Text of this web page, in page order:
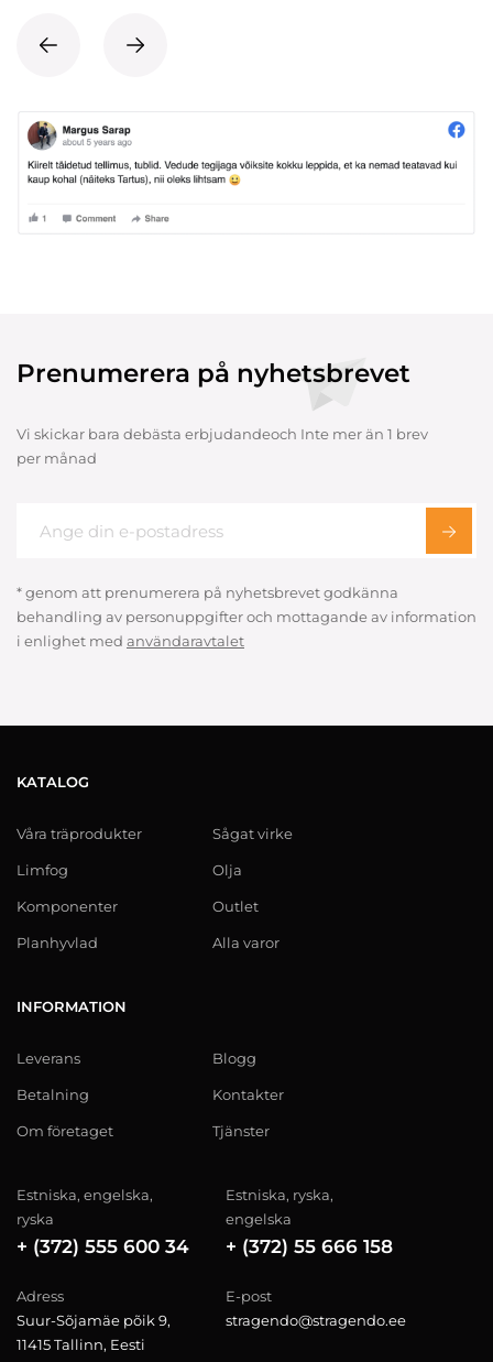
Prenumerera på nyhetsbrevet
Vi skickar bara debästa erbjudandeoch Inte mer än 1 brev
per månad
* genom att prenumerera på nyhetsbrevet godkänna
behandling av personuppgifter och mottagande av information
i enlighet med användaravtalet
KATALOG
Våra träprodukter
Limfog
Komponenter
Planhyvlad
Sågat virke
Olja
Outlet
Alla varor
INFORMATION
Leverans
Betalning
Om företaget
Blogg
Kontakter
Tjänster
Estniska, engelska,
ryska
+ (372) 555 600 34
Estniska, ryska,
engelska
+ (372) 55 666 158
Adress
Suur-Sõjamäe põik 9,
11415 Tallinn, Eesti
E-post
stragendo@stragendo.ee